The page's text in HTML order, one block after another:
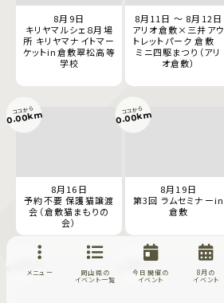
8月9日
キリヤマルシェ８月場
所 キリヤマナイトマー
ケットin倉敷翠松高等
学校
8月11日 ～ 8月12日
アリオ倉敷×三井アウ
トレットパーク 倉敷
ミニ四駆まつり（アリ
オ倉敷）
8月16日
予約不要 保護猫譲渡
会（倉敷猫まもりの
会）
ココから
0.00km
8月19日
第3回 ラムセミナーin
倉敷
ココから
0.00km
ココから
0.00km
メニュー
岡山県の
イベント一覧
今日開催の
イベント
8月の
イベント